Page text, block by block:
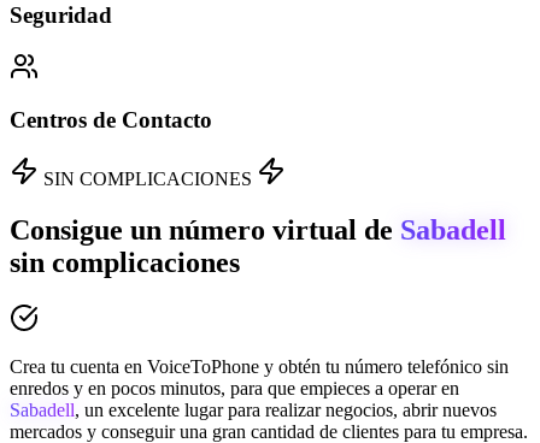
Seguridad
Centros de Contacto
SIN COMPLICACIONES
Consigue un número virtual de Sabadell
sin complicaciones
Crea tu cuenta en VoiceToPhone y obtén tu número telefónico sin
enredos y en pocos minutos, para que empieces a operar en
Sabadell, un excelente lugar para realizar negocios, abrir nuevos
mercados y conseguir una gran cantidad de clientes para tu empresa.